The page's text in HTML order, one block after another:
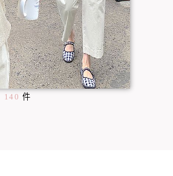
140 件